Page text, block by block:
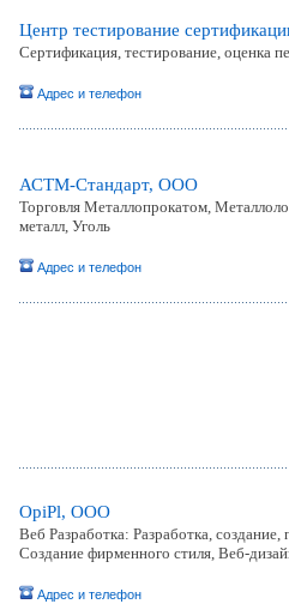
Центр тестирование
Сертификация, тестирование, оценка
Адрес и телефон
АСТМ-Стандарт, ООО
Торговля Металлопрокатом,
металл, Уголь
Адрес и телефон
OpiPl, ООО
Веб Разработка: Разработка,
Создание фирменного стиля, Веб-
Адрес и телефон